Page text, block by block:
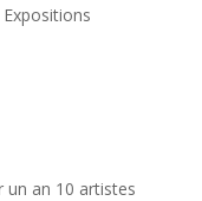
Expositions
un an 10 artistes